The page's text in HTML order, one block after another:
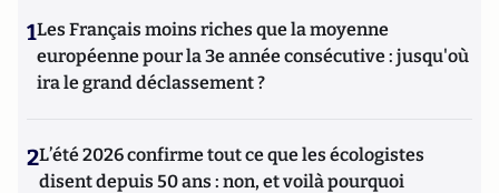
1Les Français moins riches que la moyenne
européenne pour la 3e année consécutive : jusqu'où
ira le grand déclassement ?
2L’été 2026 confirme tout ce que les écologistes
disent depuis 50 ans : non, et voilà pourquoi